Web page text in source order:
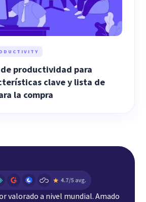
productividad para
clave y lista de
la compra
valorado a nivel mundial. Amado